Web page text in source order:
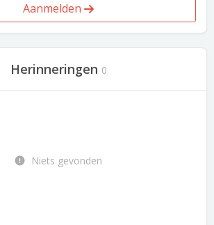
Aanmelden
Herinneringen 0
Niets gevonden